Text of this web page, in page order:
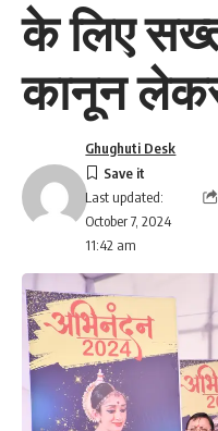
के लिए
कानून
Last updated:
October 7, 2024
11:42 am
Ghughuti Desk